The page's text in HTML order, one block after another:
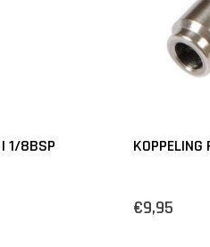
| 1/8BSP
KOPPELING
€9,95